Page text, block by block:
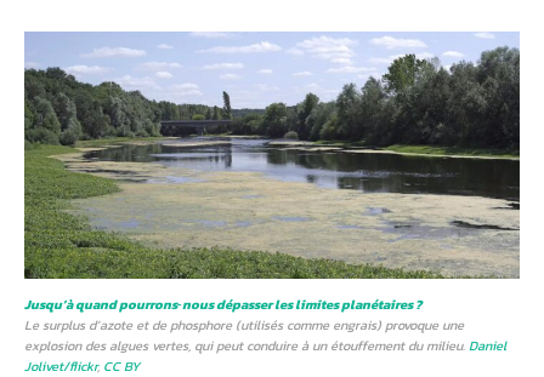
Jusqu’à quand pourrons‑nous dépasser les limites planétaires ?
Le surplus d’azote et de phosphore (utilisés comme engrais) provoque une
explosion des algues vertes, qui peut conduire à un étouffement du milieu.Daniel
Jolivet/flickr, CC BY